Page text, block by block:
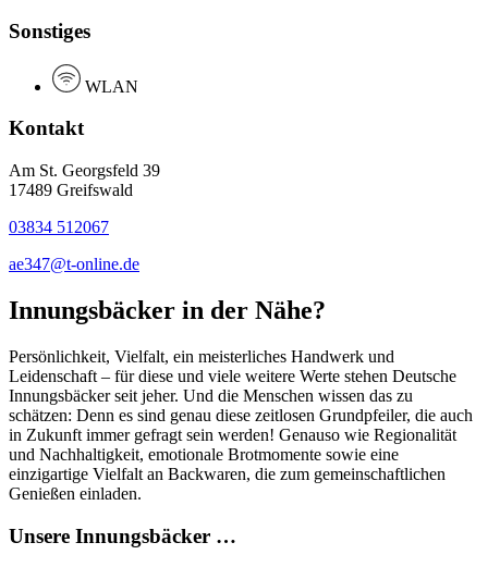
Sonstiges
WLAN
Kontakt
Am St. Georgsfeld 39
17489 Greifswald
03834 512067
ae347@t-online.de
Innungsbäcker in der Nähe?
Persönlichkeit, Vielfalt, ein meisterliches Handwerk und
Leidenschaft – für diese und viele weitere Werte stehen Deutsche
Innungsbäcker seit jeher. Und die Menschen wissen das zu
schätzen: Denn es sind genau diese zeitlosen Grundpfeiler, die auch
in Zukunft immer gefragt sein werden! Genauso wie Regionalität
und Nachhaltigkeit, emotionale Brotmomente sowie eine
einzigartige Vielfalt an Backwaren, die zum gemeinschaftlichen
Genießen einladen.
Unsere Innungsbäcker …